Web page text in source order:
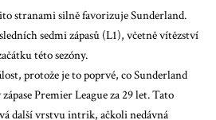
stranami silně favorizuje Sunderland.
sedmi zápasů (L1), včetně vítězství
této sezóny.
protože je to poprvé, co Sunderland
Premier League za 29 let. Tato
další vrstvu intrik, ačkoli nedávná